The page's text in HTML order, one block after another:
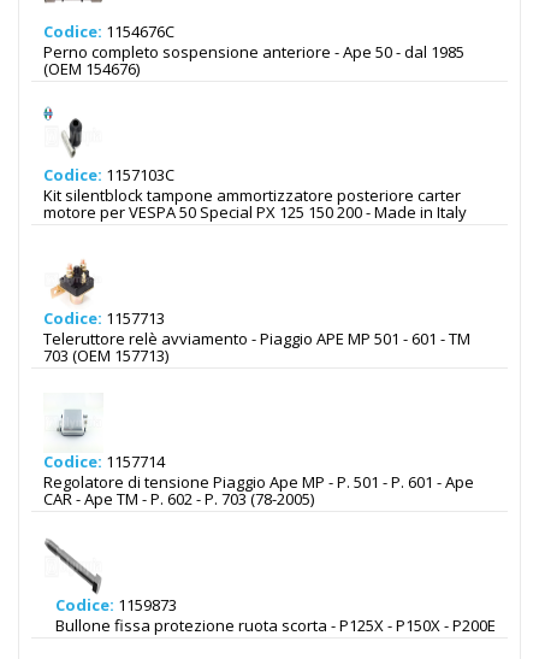
Codice: 1154676C
Perno completo sospensione anteriore - Ape 50 - dal 1985
(OEM 154676)
Codice: 1157103C
Kit silentblock tampone ammortizzatore posteriore carter
motore per VESPA 50 Special PX 125 150 200 - Made in Italy
Codice: 1157713
Teleruttore relè avviamento - Piaggio APE MP 501 - 601 - TM
703 (OEM 157713)
Codice: 1157714
Regolatore di tensione Piaggio Ape MP - P. 501 - P. 601 - Ape
CAR - Ape TM - P. 602 - P. 703 (78-2005)
Codice: 1159873
Bullone fissa protezione ruota scorta - P125X - P150X - P200E